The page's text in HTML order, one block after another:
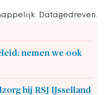
Datagedreven.
nemen we ook
bij RSJ IJsselland